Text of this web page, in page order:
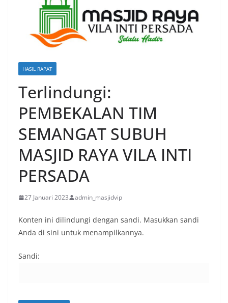
HASIL RAPAT
Terlindungi:
PEMBEKALAN TIM
SEMANGAT SUBUH
MASJID RAYA VILA INTI
PERSADA
27 Januari 2023 admin_masjidvip
Konten ini dilindungi dengan sandi. Masukkan sandi
Anda di sini untuk menampilkannya.
Sandi: